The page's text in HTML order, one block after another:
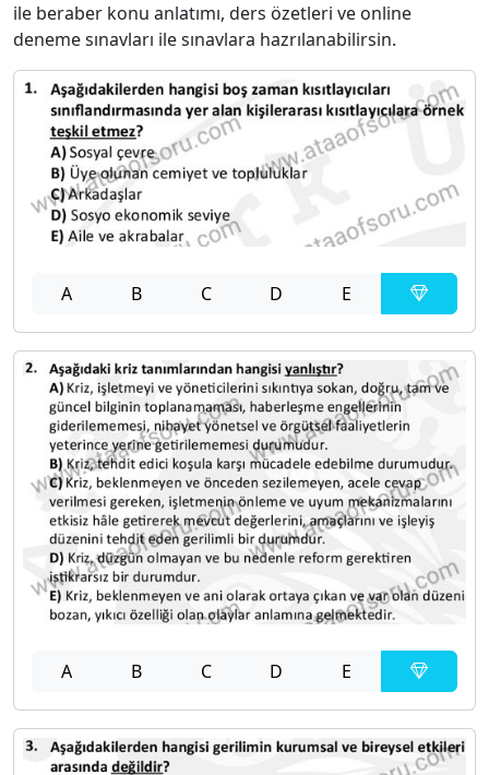
ile beraber konu anlatımı, ders özetleri ve online
deneme sınavları ile sınavlara hazrılanabilirsin.
A B C D E
A B C D E